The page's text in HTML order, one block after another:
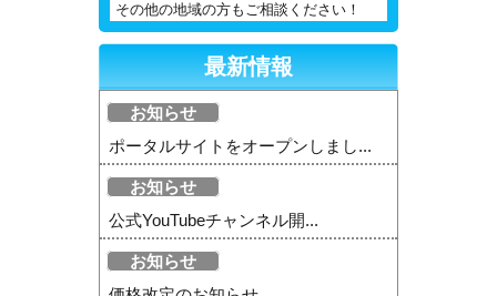
その他の地域の方もご相談ください！
最新情報
お知らせ
ポータルサイトをオープンしまし...
お知らせ
公式YouTubeチャンネル開...
お知らせ